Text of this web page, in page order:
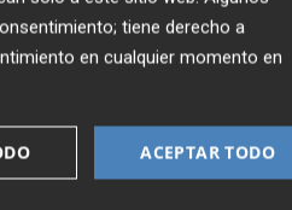
La
Ley e Iberpapel
también se
tiene derecho a
en cualquier momento en
ACEPTAR TODO